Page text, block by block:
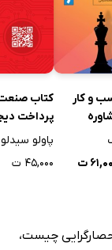
و کار
ت
کتاب
پرداخت
پاولو
۴۵,۰۰۰ ت
چیست،